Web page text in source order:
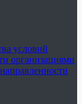
условий
организациями